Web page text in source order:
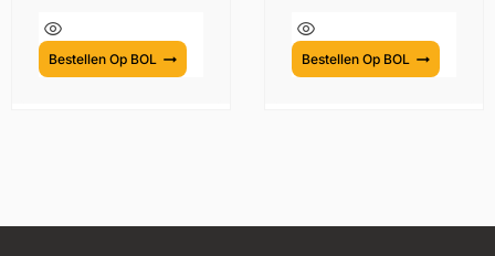
Bestellen Op BOL Bestellen Op BOL